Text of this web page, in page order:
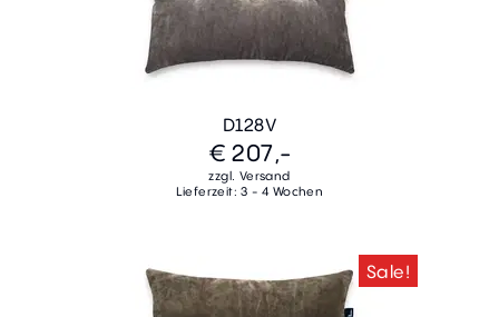
D128V
€ 207,-
zzgl. Versand
Lieferzeit: 3 - 4 Wochen
Sale!